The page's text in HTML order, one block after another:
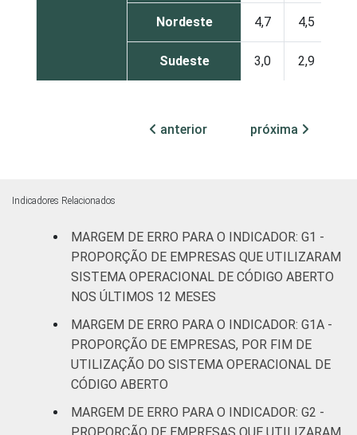
Nordeste 4,7 4,5
Sudeste 3,0 2,9
Centro-Oeste 5,3 4,4
DE
CNAE 2.0
Construção 4,3 4,3
Comércio;
reparação de
automotores e
motocicletas
Transporte,
armazenagem
e correio
4,5 4,3
anterior próxima
Indicadores Relacionados
MARGEM DE ERRO PARA O INDICADOR: G1 -
PROPORÇÃO DE EMPRESAS QUE UTILIZARAM
SISTEMA OPERACIONAL DE CÓDIGO ABERTO
NOS ÚLTIMOS 12 MESES
MARGEM DE ERRO PARA O INDICADOR: G1A -
PROPORÇÃO DE EMPRESAS, POR FIM DE
UTILIZAÇÃO DO SISTEMA OPERACIONAL DE
CÓDIGO ABERTO
MARGEM DE ERRO PARA O INDICADOR: G2 -